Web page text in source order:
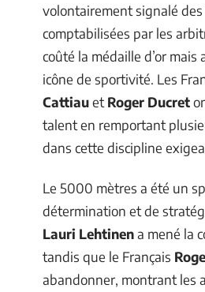
volontairement signalé
comptabilisées par les
coûté la médaille d’or mais
icône de sportivité. Les
Cattiauet Roger Ducret
talent en remportant
dans cette discipline
Le 5000 mètres a été un
détermination et de
Lauri Lehtinena mené la
tandis que le Français
abandonner, montrant les